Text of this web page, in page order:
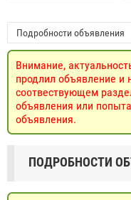
Подробности объявления
Внимание,
продлил объявление и
соотвествующем
объявления или
объявления.
ПОДРОБНОСТИ